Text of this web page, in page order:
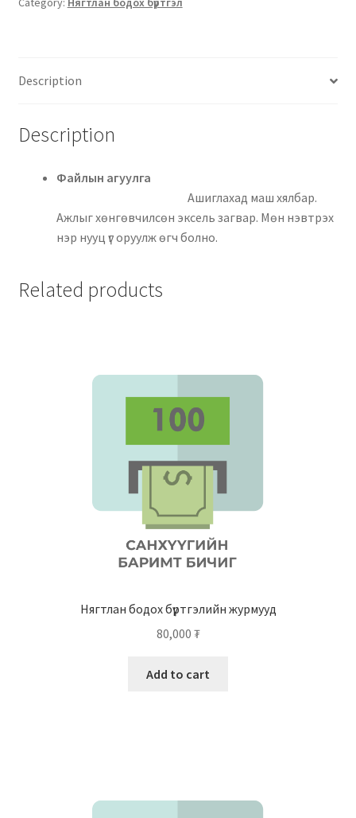
Description
Description
Файлын агуулга
Ашиглахад маш хялбар.
Ажлыг хөнгөвчилсөн эксель загвар. Мөн нэвтрэх
нэр нууц үг оруулж өгч болно.
Related products
Нягтлан бодох бүртгэлийн журмууд
80,000 ₮
Add to cart